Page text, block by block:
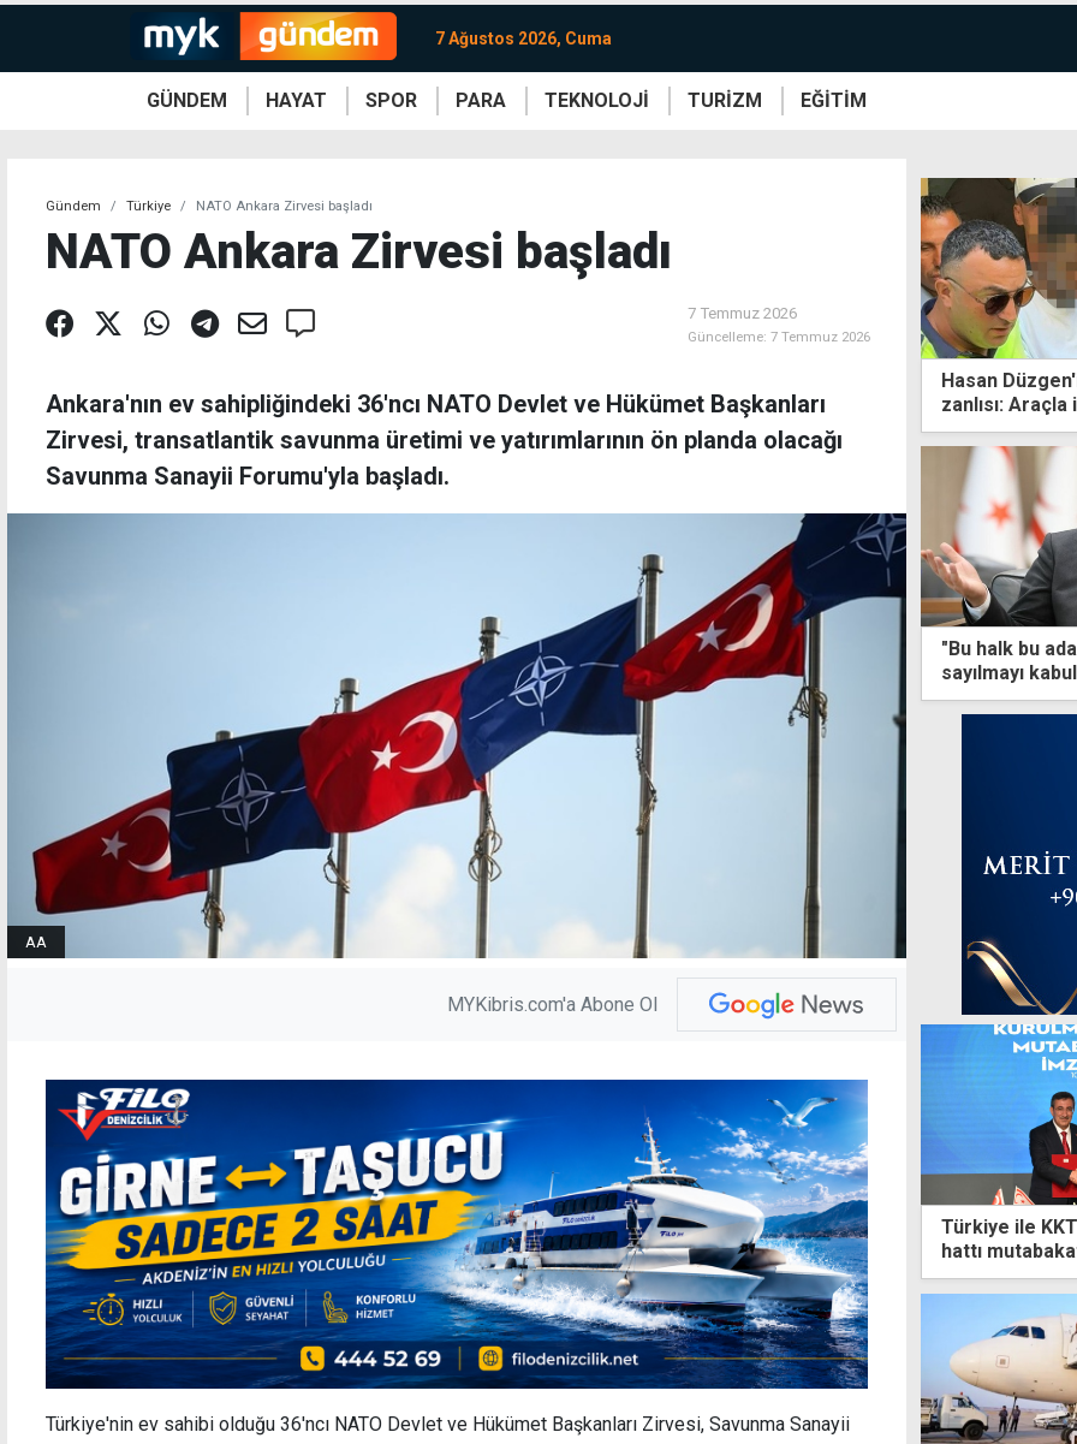
7 Ağustos 2026, Cuma
GÜNDEM HAYAT SPOR PARA TEKNOLOJİ TURİZM EĞİTİM
Gündem Türkiye NATO Ankara Zirvesi başladı
NATO Ankara Zirvesi başladı
7 Temmuz 2026
Güncelleme: 7 Temmuz 2026
Ankara'nın ev sahipliğindeki 36'ncı⁠ ⁠NATO Devlet ve Hükümet Başkanları
Zirvesi, transatlantik savunma üretimi ve yatırımlarının ön planda olacağı
Savunma Sanayii Forumu'yla başladı.
AA
MYKibris.com'a Abone Ol
Türkiye'nin ev sahibi olduğu 36'ncı⁠ ⁠NATO Devlet ve Hükümet Başkanları Zirvesi, Savunma Sanayii
Hasan
zanlısı:
uyuşturucu
"Bu halk bu
sayılmayı
Türkiye ile
hattı